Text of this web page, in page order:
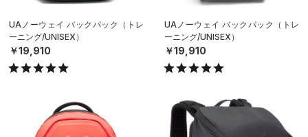
UAノーウェイ バックパック（トレ
ーニング/UNISEX）
￥19,910
UAノーウェイ バックパック（トレ
ーニング/UNISEX）
￥19,910